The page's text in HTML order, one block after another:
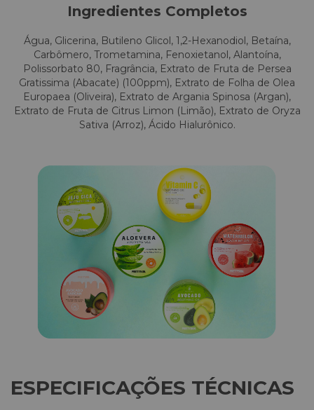
Ingredientes Completos
Água, Glicerina, Butileno Glicol, 1,2-Hexanodiol, Betaína,
Carbômero, Trometamina, Fenoxietanol, Alantoína,
Polissorbato 80, Fragrância, Extrato de Fruta de Persea
Gratissima (Abacate) (100ppm), Extrato de Folha de Olea
Europaea (Oliveira), Extrato de Argania Spinosa (Argan),
Extrato de Fruta de Citrus Limon (Limão), Extrato de Oryza
Sativa (Arroz), Ácido Hialurônico.
ESPECIFICAÇÕES TÉCNICAS